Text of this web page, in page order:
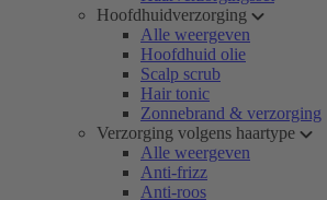
Hoofdhuidverzorging
Alle weergeven
Hoofdhuid olie
Scalp scrub
Hair tonic
Zonnebrand & verzorging
Verzorging volgens haartype
Alle weergeven
Anti-frizz
Anti-roos